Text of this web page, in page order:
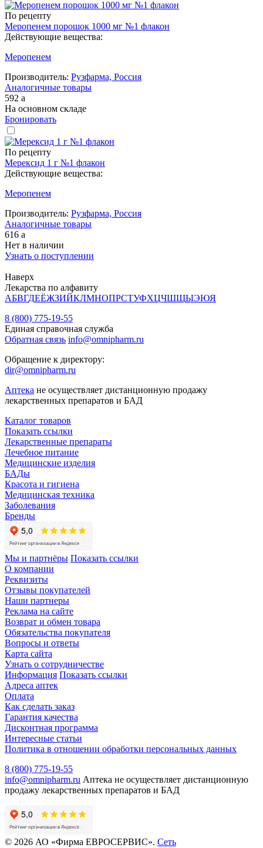
По рецепту
Меропенем порошок 1000 мг №1 флакон
Действующие вещества:
Меропенем
Производитель: Рузфарма, Россия
Аналогичные товары
592 a
На основном складе
Бронировать
По рецепту
Мерексид 1 г №1 флакон
Действующие вещества:
Меропенем
Производитель: Рузфарма, Россия
Аналогичные товары
616 a
Нет в наличии
Узнать о поступлении
Наверх
Лекарства по алфавиту
АБВГДЕЁЖЗИЙКЛМНОПРСТУФХЦЧШЩЫЭЮЯ
8 (800) 775-19-55
Единая справочная служба
Обратная связь info@omnipharm.ru
Обращение к директору:
dir@omnipharm.ru
Аптека не осуществляет дистанционную продажу
лекарственных препаратов и БАД
Каталог товаров
Показать ссылки
Лекарственные препараты
Лечебное питание
Медицинские изделия
БАДы
Красота и гигиена
Медицинская техника
Заболевания
Бренды
Мы и партнёры Показать ссылки
О компании
Реквизиты
Отзывы покупателей
Наши партнеры
Реклама на сайте
Возврат и обмен товара
Обязательства покупателя
Вопросы и ответы
Карта сайта
Узнать о сотрудничестве
Информация Показать ссылки
Адреса аптек
Оплата
Как сделать заказ
Гарантия качества
Дисконтная программа
Интересные статьи
Политика в отношении обработки персональных данных
8 (800) 775-19-55
info@omnipharm.ru Аптека не осуществляет дистанционную
продажу лекарственных препаратов и БАД
© 2026 АО «Фирма ЕВРОСЕРВИС». Сеть